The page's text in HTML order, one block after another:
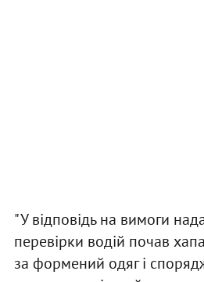
"У відповідь на вимоги
перевірки водій почав
за формений одяг і